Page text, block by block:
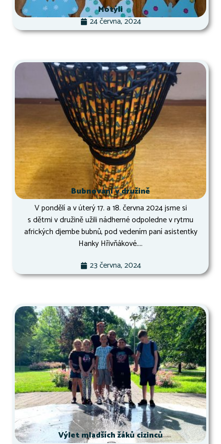
Motýli
24 června, 2024
Bubnování v družině
V pondělí a v úterý 17. a 18. června 2024 jsme si
s dětmi v družině užili nádherné odpoledne v rytmu
afrických djembe bubnů, pod vedením paní asistentky
Hanky Hřivňákové....
23 června, 2024
Výlet mladších žáků cizinců